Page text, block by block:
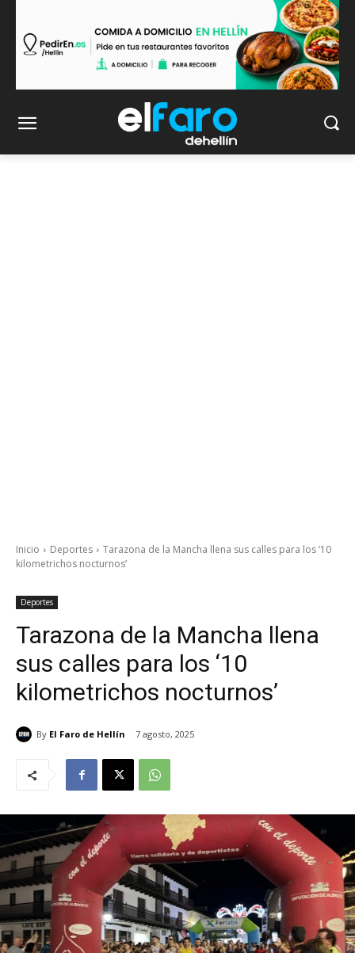
Inicio Deportes
Tarazona de la Mancha llena sus calles para los ‘10
kilometrichos nocturnos’
Deportes
Tarazona de la Mancha llena
sus calles para los ‘10
kilometrichos nocturnos’
By El Faro de Hellín 7 agosto, 2025